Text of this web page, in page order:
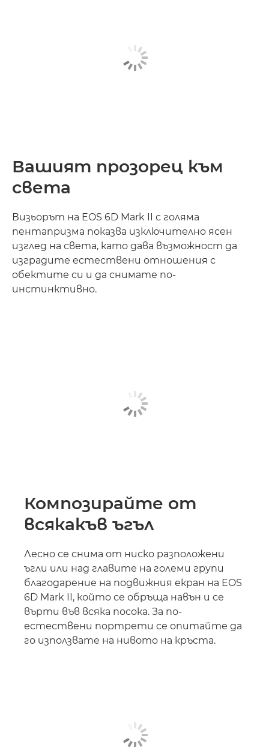
Вашият прозорец към
света
Визьорът на EOS 6D Mark II с голяма
пентапризма показва изключително ясен
изглед на света, като дава възможност да
изградите естествени отношения с
обектите си и да снимате по-
инстинктивно.
Композирайте от
всякакъв ъгъл
Лесно се снима от ниско разположени
ъгли или над главите на големи групи
благодарение на подвижния екран на EOS
6D Mark II, който се обръща навън и се
върти във всяка посока. За по-
естествени портрети се опитайте да
го използвате на нивото на кръста.